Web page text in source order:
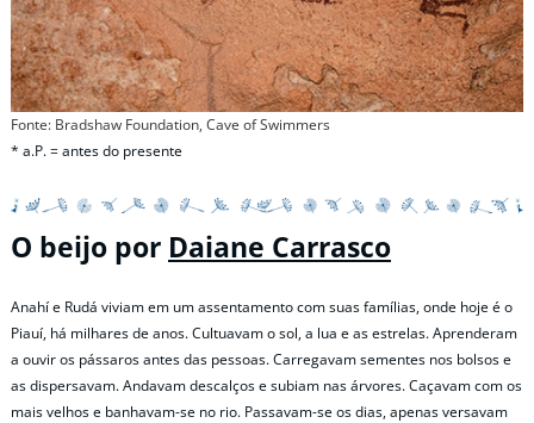
Fonte: Bradshaw Foundation, Cave of Swimmers
* a.P. = antes do presente
O beijo por Daiane Carrasco
Anahí e Rudá viviam em um assentamento com suas famílias, onde hoje é o
Piauí, há milhares de anos. Cultuavam o sol, a lua e as estrelas. Aprenderam
a ouvir os pássaros antes das pessoas. Carregavam sementes nos bolsos e
as dispersavam. Andavam descalços e subiam nas árvores. Caçavam com os
mais velhos e banhavam-se no rio. Passavam-se os dias, apenas versavam